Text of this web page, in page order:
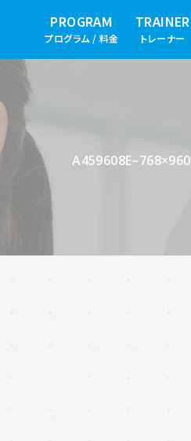
PROGRAM
プログラム / 料金
TRAINER
トレーナー
A459608E–768×960